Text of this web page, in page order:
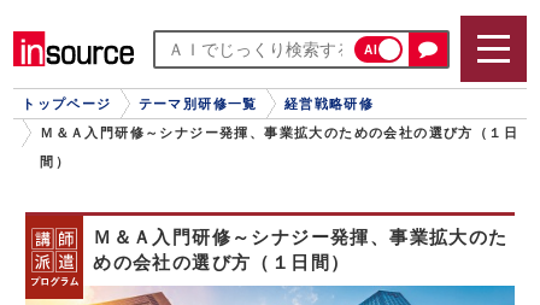
AI
トップページ テーマ別研修一覧
経営戦略研修
Ｍ＆Ａ入門研修～シナジー発揮、事業拡大のための会社の選び方（１日
間）
Ｍ＆Ａ入門研修～シナジー発揮、事業拡大のた
めの会社の選び方（１日間）